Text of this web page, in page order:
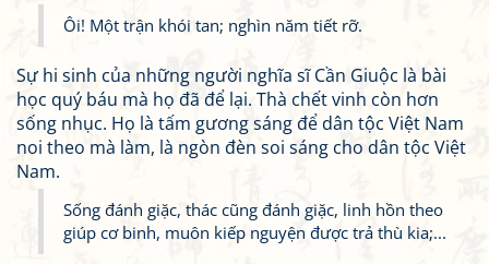
Ôi! Một trận khói tan; nghìn năm tiết rỡ.
Sự hi sinh của những người nghĩa sĩ Cần Giuộc là bài
học quý báu mà họ đã để lại. Thà chết vinh còn hơn
sống nhục. Họ là tấm gương sáng để dân tộc Việt Nam
noi theo mà làm, là ngòn đèn soi sáng cho dân tộc Việt
Nam.
Sống đánh giặc, thác cũng đánh giặc, linh hồn theo
giúp cơ binh, muôn kiếp nguyện được trả thù kia;...